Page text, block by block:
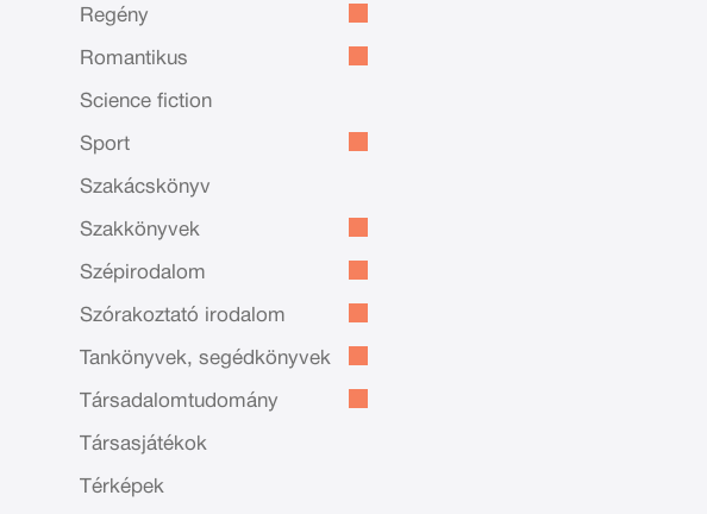
Regény
Romantikus
Science fiction
Sport
Szakácskönyv
Szakkönyvek
Szépirodalom
Szórakoztató irodalom
Tankönyvek, segédkönyvek
Társadalomtudomány
Társasjátékok
Térképek